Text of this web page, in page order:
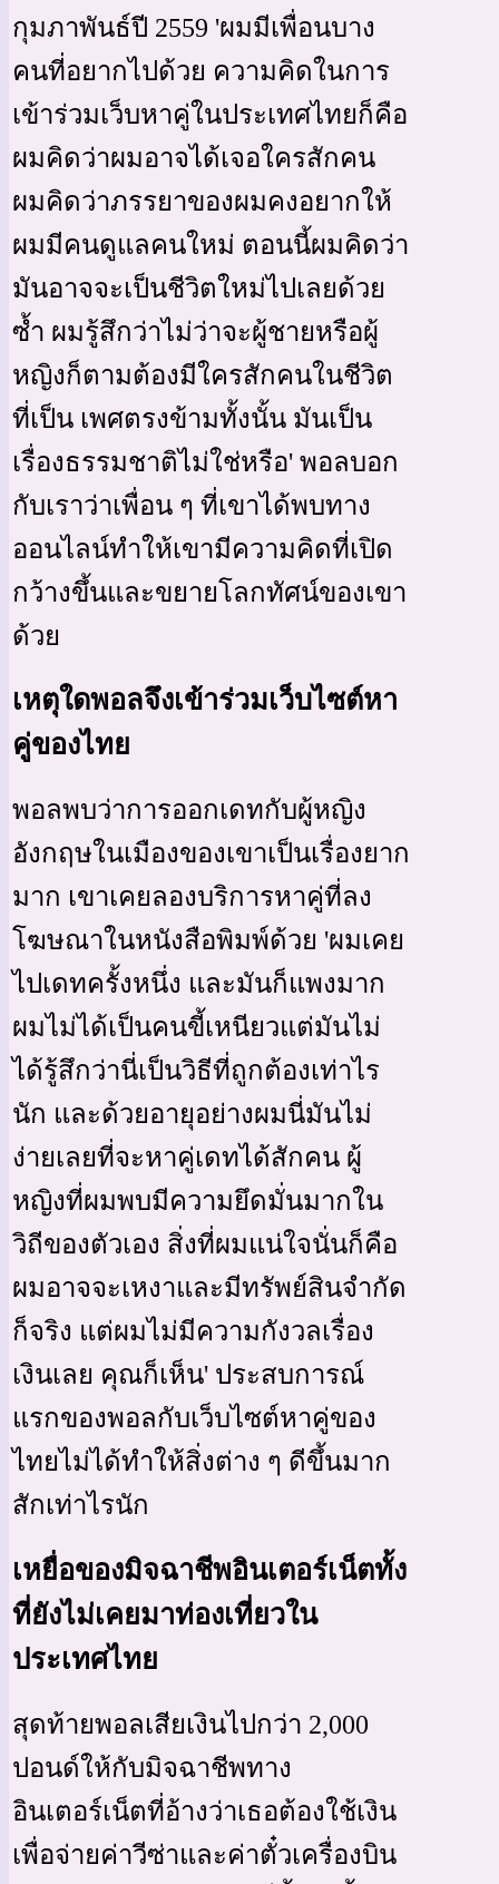
กุมภาพันธ์ปี 2559 'ผมมีเพื่อนบาง
คนที่อยากไปด้วย ความคิดในการ
เข้าร่วมเว็บหาคู่ในประเทศไทยก็คือ
ผมคิดว่าผมอาจได้เจอใครสักคน
ผมคิดว่าภรรยาของผมคงอยากให้
ผมมีคนดูแลคนใหม่ ตอนนี้ผมคิดว่า
มันอาจจะเป็นชีวิตใหม่ไปเลยด้วย
ซ้ำ ผมรู้สึกว่าไม่ว่าจะผู้ชายหรือผู้
หญิงก็ตามต้องมีใครสักคนในชีวิต
ที่เป็น เพศตรงข้ามทั้งนั้น มันเป็น
เรื่องธรรมชาติไม่ใช่หรือ' พอลบอก
กับเราว่าเพื่อน ๆ ที่เขาได้พบทาง
ออนไลน์ทำให้เขามีความคิดที่เปิด
กว้างขึ้นและขยายโลกทัศน์ของเขา
ด้วย
เหตุใดพอลจึงเข้าร่วมเว็บไซต์หา
คู่ของไทย
พอลพบว่าการออกเดทกับผู้หญิง
อังกฤษในเมืองของเขาเป็นเรื่องยาก
มาก เขาเคยลองบริการหาคู่ที่ลง
โฆษณาในหนังสือพิมพ์ด้วย 'ผมเคย
ไปเดทครั้งหนึ่ง และมันก็แพงมาก
ผมไม่ได้เป็นคนขี้เหนียวแต่มันไม่
ได้รู้สึกว่านี่เป็นวิธีที่ถูกต้องเท่าไร
นัก และด้วยอายุอย่างผมนี่มันไม่
ง่ายเลยที่จะหาคู่เดทได้สักคน ผู้
หญิงที่ผมพบมีความยึดมั่นมากใน
วิถีของตัวเอง สิ่งที่ผมแน่ใจนั่นก็คือ
ผมอาจจะเหงาและมีทรัพย์สินจำกัด
ก็จริง แต่ผมไม่มีความกังวลเรื่อง
เงินเลย คุณก็เห็น' ประสบการณ์
แรกของพอลกับเว็บไซต์หาคู่ของ
ไทยไม่ได้ทำให้สิ่งต่าง ๆ ดีขึ้นมาก
สักเท่าไรนัก
เหยื่อของมิจฉาชีพอินเตอร์เน็ตทั้ง
ที่ยังไม่เคยมาท่องเที่ยวใน
ประเทศไทย
สุดท้ายพอลเสียเงินไปกว่า 2,000
ปอนด์ให้กับมิจฉาชีพทาง
อินเตอร์เน็ตที่อ้างว่าเธอต้องใช้เงิน
เพื่อจ่ายค่าวีซ่าและค่าตั๋วเครื่องบิน